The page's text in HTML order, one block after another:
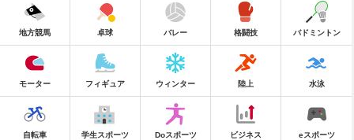
地方競馬 卓球 バレー 格闘技 バドミントン
モーター フィギュア ウィンター 陸上 水泳
自転車 学生スポーツ Doスポーツ ビジネス eスポーツ